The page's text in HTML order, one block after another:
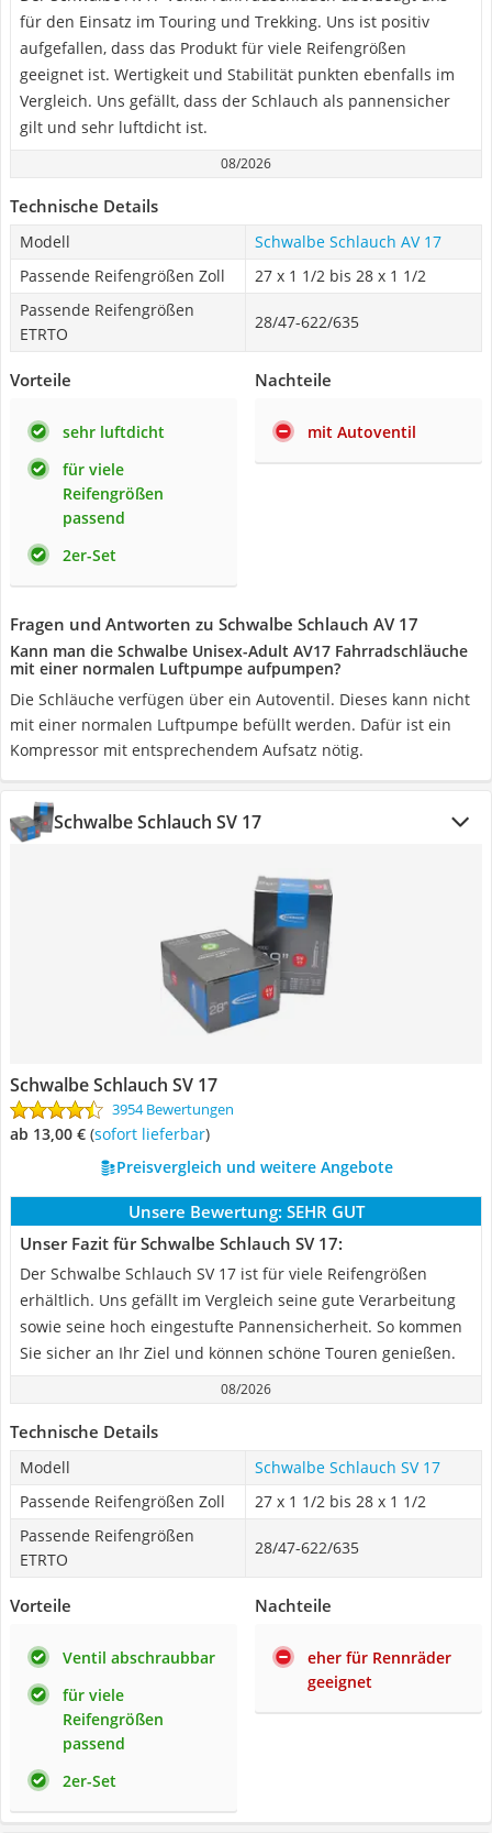
für den Einsatz im Touring und Trekking. Uns ist positiv
aufgefallen, dass das Produkt für viele Reifengrößen
geeignet ist. Wertigkeit und Stabilität punkten ebenfalls im
Vergleich. Uns gefällt, dass der Schlauch als pannensicher
gilt und sehr luftdicht ist.
08/2026
Technische Details
Modell
Schwalbe Schlauch AV 17
Passende Reifengrößen Zoll
27 x 1 1/2 bis 28 x 1 1/2
Passende Reifengrößen
ETRTO
28/47-622/635
Vorteile
sehr luftdicht
für viele
Reifengrößen
passend
2er-Set
Nachteile
mit Autoventil
Fragen und Antworten zu Schwalbe Schlauch AV 17
Kann man die Schwalbe Unisex-Adult AV17 Fahrradschläuche
mit einer normalen Luftpumpe aufpumpen?
Die Schläuche verfügen über ein Autoventil. Dieses kann nicht
mit einer normalen Luftpumpe befüllt werden. Dafür ist ein
Kompressor mit entsprechendem Aufsatz nötig.
Schwalbe Schlauch SV 17
Schwalbe Schlauch SV 17
3954 Bewertungen
ab 13,00 € ( Sofort lieferbar)
Preisvergleich und weitere Angebote
Unsere Bewertung: SEHR GUT
Unser Fazit für Schwalbe Schlauch SV 17:
Der Schwalbe Schlauch SV 17 ist für viele Reifengrößen
erhältlich. Uns gefällt im Vergleich seine gute Verarbeitung
sowie seine hoch eingestufte Pannensicherheit. So kommen
Sie sicher an Ihr Ziel und können schöne Touren genießen.
08/2026
Technische Details
Modell
Schwalbe Schlauch SV 17
Passende Reifengrößen Zoll
27 x 1 1/2 bis 28 x 1 1/2
Passende Reifengrößen
ETRTO
28/47-622/635
Vorteile
Ventil abschraubbar
für viele
Reifengrößen
passend
2er-Set
Nachteile
eher für Rennräder
geeignet